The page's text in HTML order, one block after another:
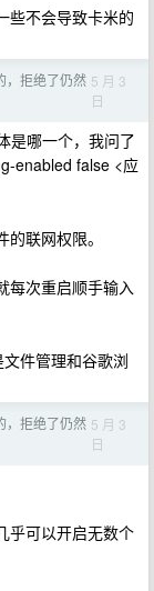
些不会导致卡米的
，拒绝了仍然 5 月 3
日
是哪一个，我问了
enabled false <应
联网权限。
每次重启顺手输入
件管理和谷歌浏
，拒绝了仍然 5 月 3
日
乎可以开启无数个